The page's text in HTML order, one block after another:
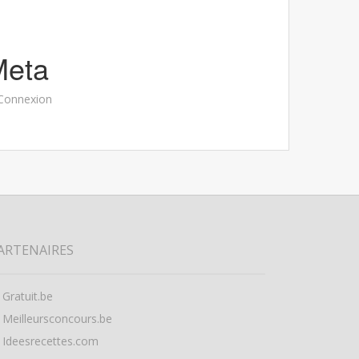
Gratuit.be
Meilleursconcours.be
Ideesrecettes.com